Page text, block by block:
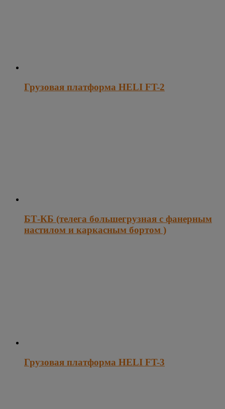
Грузовая платформа HELI FT-2
БТ-КБ (телега большегрузная с фанерным
настилом и каркасным бортом )
Грузовая платформа HELI FT-3